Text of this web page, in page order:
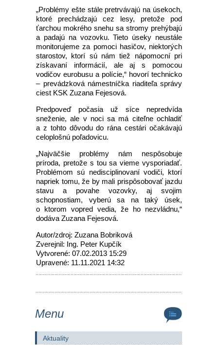
„Problémy ešte stále pretrvávajú na úsekoch,
ktoré prechádzajú cez lesy, pretože pod
ťarchou mokrého snehu sa stromy prehýbajú
a padajú na vozovku. Tieto úseky neustále
monitorujeme za pomoci hasičov, niektorých
starostov, ktorí sú nám tiež nápomocní pri
získavaní informácií, ale aj s pomocou
vodičov eurobusu a polície,“ hovorí technicko
– prevádzková námestníčka riaditeľa správy
ciest KSK Zuzana Fejesová.
Predpoveď počasia už síce nepredvída
sneženie, ale v noci sa má citeľne ochladiť
a z tohto dôvodu do rána cestári očakávajú
celoplošnú poľadovicu.
„Najväčšie problémy nám nespôsobuje
príroda, pretože s tou sa vieme vysporiadať.
Problémom sú nedisciplinovaní vodiči, ktorí
napriek tomu, že by mali prispôsobovať jazdu
stavu a povahe vozovky, aj svojim
schopnostiam, vyberú sa na taký úsek,
o ktorom vopred vedia, že ho nezvládnu,“
dodáva Zuzana Fejesová.
Autor/zdroj: Zuzana Bobriková
Zverejnil: Ing. Peter Kupčík
Vytvorené: 07.02.2013 15:29
Upravené: 11.11.2021 14:32
Menu
Aktuality